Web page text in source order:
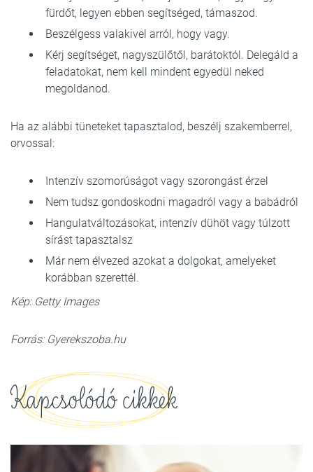
fürdőt, legyen ebben segítséged, támaszod.
Beszélgess valakivel arról, hogy vagy.
Kérj segítséget, nagyszülőtől, barátoktól. Delegáld a
feladatokat, nem kell mindent egyedül neked
megoldanod.
Ha az alábbi tüneteket tapasztalod, beszélj szakemberrel,
orvossal:
Intenzív szomorúságot vagy szorongást érzel
Nem tudsz gondoskodni magadról vagy a babádról
Hangulatváltozásokat, intenzív dühöt vagy túlzott
sírást tapasztalsz
Már nem élvezed azokat a dolgokat, amelyeket
korábban szerettél.
Kép: Getty Images
Forrás: Gyerekszoba.hu
Kapcsolódó cikkek